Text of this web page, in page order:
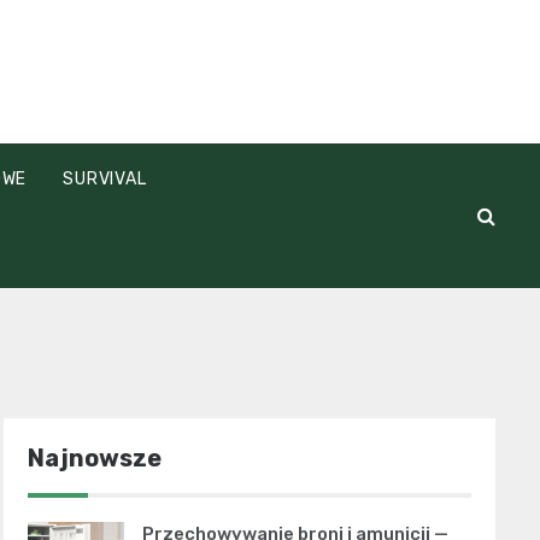
SURVIVAL
Najnowsze
Przechowywanie broni i amunicji —